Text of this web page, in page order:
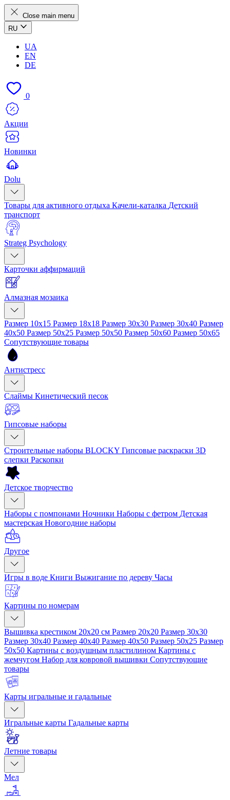
Close main menu
RU
UA
EN
DE
0
Акции
Новинки
Dolu
Товары для активного отдыха Качели-каталка Детский
транспорт
Strateg Psychology
Карточки аффирмаций
Алмазная мозаика
Размер 10x15 Размер 18x18 Размер 30x30 Размер 30x40 Размер
40x50 Размер 50x25 Размер 50x50 Размер 50x60 Размер 50x65
Сопутствующие товары
Антистресс
Слаймы Кинетический песок
Гипсовые наборы
Строительные наборы BLOCKY Гипсовые раскраски 3D
слепки Раскопки
Детское творчество
Наборы с помпонами Ночники Наборы с фетром Детская
мастерская Новогодние наборы
Другое
Игры в воде Книги Выжигание по дереву Часы
Картины по номерам
Вышивка крестиком 20x20 см Размер 20x20 Размер 30x30
Размер 30x40 Размер 40x40 Размер 40x50 Размер 50x25 Размер
50x50 Картины с воздушным пластилином Картины с
жемчугом Набор для ковровой вышивки Сопутствующие
товары
Карты игральные и гадальные
Игральные карты Гадальные карты
Летние товары
Мел